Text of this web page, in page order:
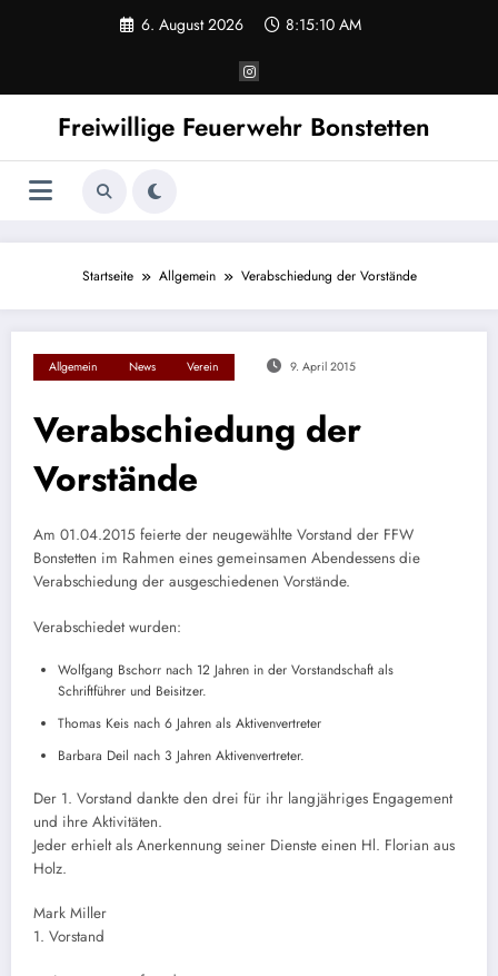
6. August 2026 8:15:10 AM
Freiwillige Feuerwehr Bonstetten
Startseite Allgemein Verabschiedung der Vorstände
Allgemein News Verein 9. April 2015
Verabschiedung der
Vorstände
Am 01.04.2015 feierte der neugewählte Vorstand der FFW
Bonstetten im Rahmen eines gemeinsamen Abendessens die
Verabschiedung der ausgeschiedenen Vorstände.
Verabschiedet wurden:
Wolfgang Bschorr nach 12 Jahren in der Vorstandschaft als
Schriftführer und Beisitzer.
Thomas Keis nach 6 Jahren als Aktivenvertreter
Barbara Deil nach 3 Jahren Aktivenvertreter.
Der 1. Vorstand dankte den drei für ihr langjähriges Engagement
und ihre Aktivitäten.
Jeder erhielt als Anerkennung seiner Dienste einen Hl. Florian aus
Holz.
Mark Miller
1. Vorstand